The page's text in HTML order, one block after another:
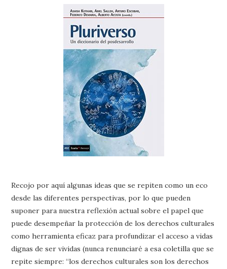
Recojo por aquí algunas ideas que se repiten como un eco
desde las diferentes perspectivas, por lo que pueden
suponer para nuestra reflexión actual sobre el papel que
puede desempeñar la protección de los derechos culturales
como herramienta eficaz para profundizar el acceso a vidas
dignas de ser vividas (nunca renunciaré a esa coletilla que se
repite siempre: “los derechos culturales son los derechos